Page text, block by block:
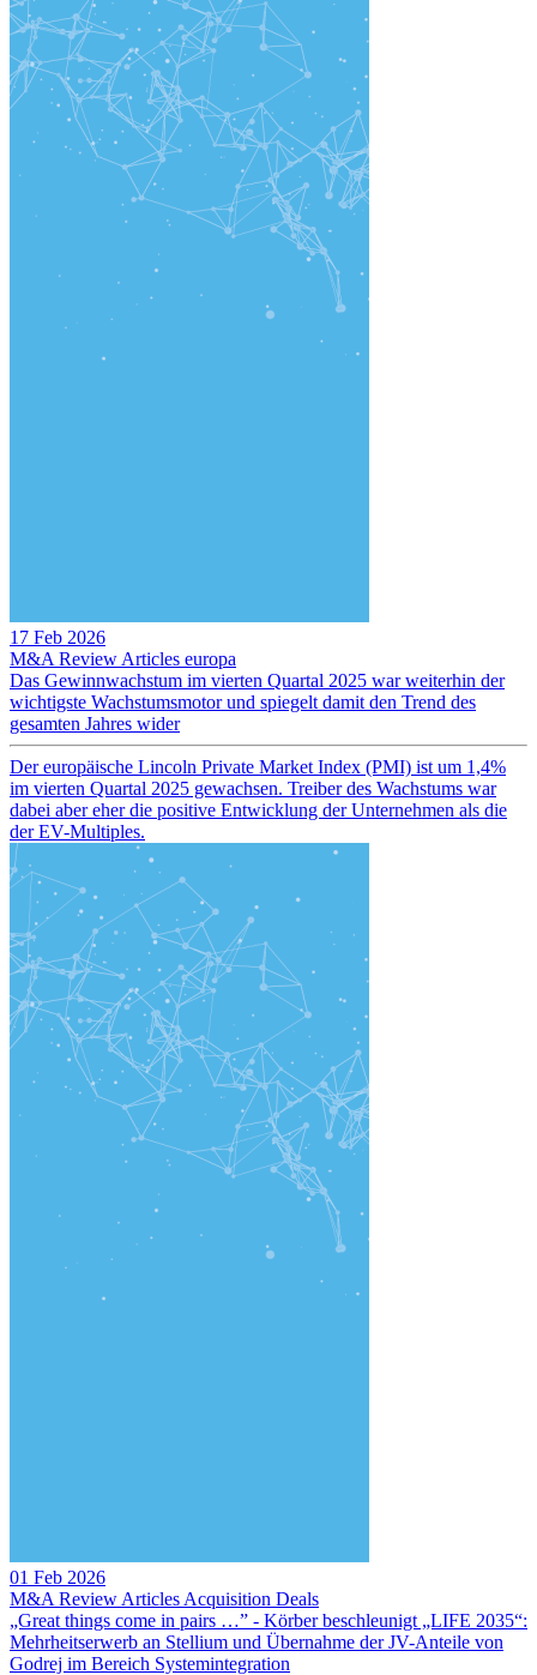
17 Feb 2026
M&A Review Articles europa
Das Gewinnwachstum im vierten Quartal 2025 war weiterhin der
wichtigste Wachstumsmotor und spiegelt damit den Trend des
gesamten Jahres wider
Der europäische Lincoln Private Market Index (PMI) ist um 1,4%
im vierten Quartal 2025 gewachsen. Treiber des Wachstums war
dabei aber eher die positive Entwicklung der Unternehmen als die
der EV-Multiples.
01 Feb 2026
M&A Review Articles Acquisition Deals
„Great things come in pairs …” - Körber beschleunigt „LIFE 2035“:
Mehrheitserwerb an Stellium und Übernahme der JV-Anteile von
Godrej im Bereich Systemintegration